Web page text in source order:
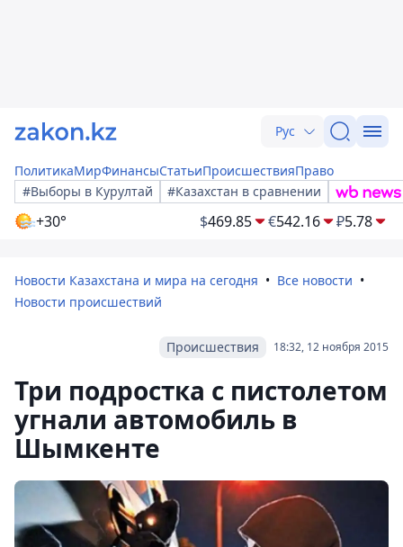
Рус
ПолитикаМирФинансыСтатьиПроисшествияПраво
#Выборы в Курултай
#Казахстан в сравнении
+30° $469.85 €542.16 ₽5.78
Новости Казахстана и мира на сегодня
Все новости
Новости происшествий
18:32, 12 ноября 2015
Происшествия
Три подростка с пистолетом
угнали автомобиль в
Шымкенте